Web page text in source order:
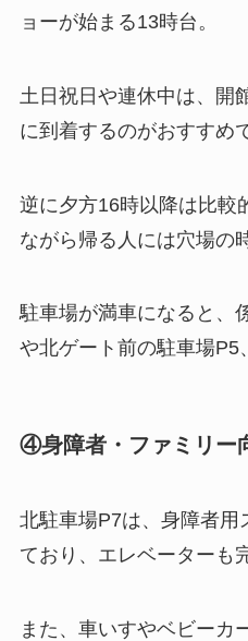
ョーが始まる13時台。
土日祝日や連休中は、開
に到着するのがおすすめ
逆に夕方16時以降は比較
ながら帰る人には穴場の
駐車場が満車になると、
や北ゲート前の駐車場P5
④身障者・ファミリー
北駐車場P7は、身障者用
ており、エレベーターも
また、車いすやベビーカ